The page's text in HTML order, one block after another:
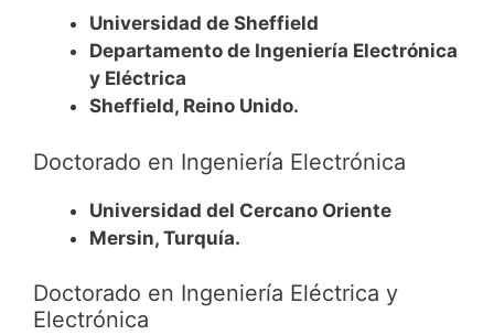
Universidad de Sheffield
Departamento de Ingeniería Electrónica
y Eléctrica
Sheffield, Reino Unido.
Doctorado en Ingeniería Electrónica
Universidad del Cercano Oriente
Mersin, Turquía.
Doctorado en Ingeniería Eléctrica y
Electrónica